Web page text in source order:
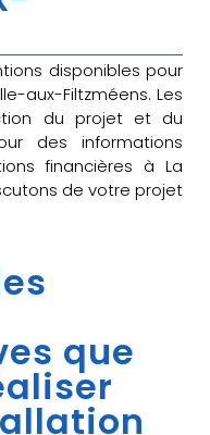
disponibles pour
aux-Filtzméens. Les
du projet et du
des informations
financières à La
de votre projet
que